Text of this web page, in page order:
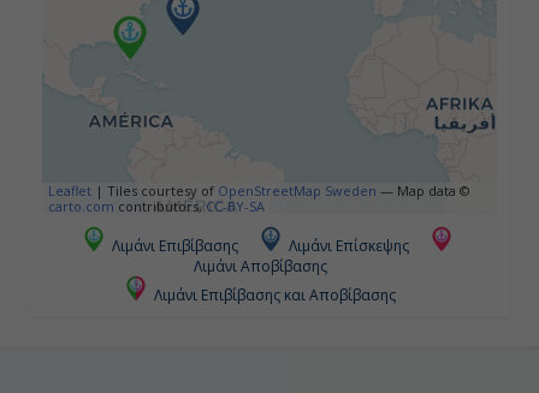
9:00
Ημέρα 5η
Εν Πλω
Leaflet | Tiles courtesy of OpenStreetMap Sweden — Map data ©
carto.com contributors, CC-BY-SA
Λιμάνι Επιβίβασης
Λιμάνι Επίσκεψης
Λιμάνι Αποβίβασης
Λιμάνι Επιβίβασης και Αποβίβασης